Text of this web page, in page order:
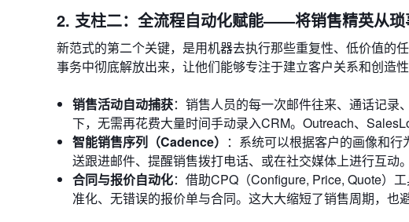
2. 支柱二：全流程自动化赋能——将销售精英从琐
新范式的第二个关键，是用机器去执行那些重复性、低价值的
事务中彻底解放出来，让他们能够专注于建立客户关系和创造性
销售活动自动捕获：销售人员的每一次邮件往来、通话记
下，无需再花费大量时间手动录入CRM。Outreach、
智能销售序列（Cadence） ：系统可以根据客户的画像和
送跟进邮件、提醒销售拨打电话、或在社交媒体上进行互动
合同与报价自动化：借助CPQ（Configure, Price, Quote）
准化、无错误的报价单与合同。这大大缩短了销售周期，也